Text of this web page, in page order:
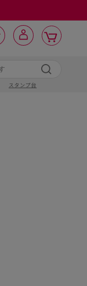
スタンプ台
ロ
グ
イ
ン ト
ー